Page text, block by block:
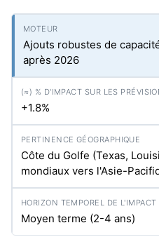
Ajouts robustes de
après 2026
+1.8%
Côte du Golfe (Texas,
mondiaux vers l'Asie-
Moyen terme (2-4 ans)